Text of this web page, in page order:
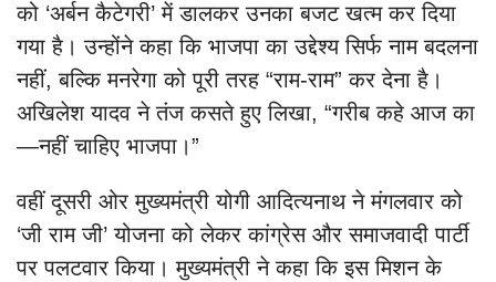
को ‘अर्बन कैटेगरी’ में डालकर उनका बजट खत्म कर दिया
गया है। उन्होंने कहा कि भाजपा का उद्देश्य सिर्फ नाम बदलना
नहीं, बल्कि मनरेगा को पूरी तरह “राम-राम” कर देना है।
अखिलेश यादव ने तंज कसते हुए लिखा, “गरीब कहे आज का
—नहीं चाहिए भाजपा।”
वहीं दूसरी ओर मुख्यमंत्री योगी आदित्यनाथ ने मंगलवार को
‘जी राम जी’ योजना को लेकर कांग्रेस और समाजवादी पार्टी
पर पलटवार किया। मुख्यमंत्री ने कहा कि इस मिशन के